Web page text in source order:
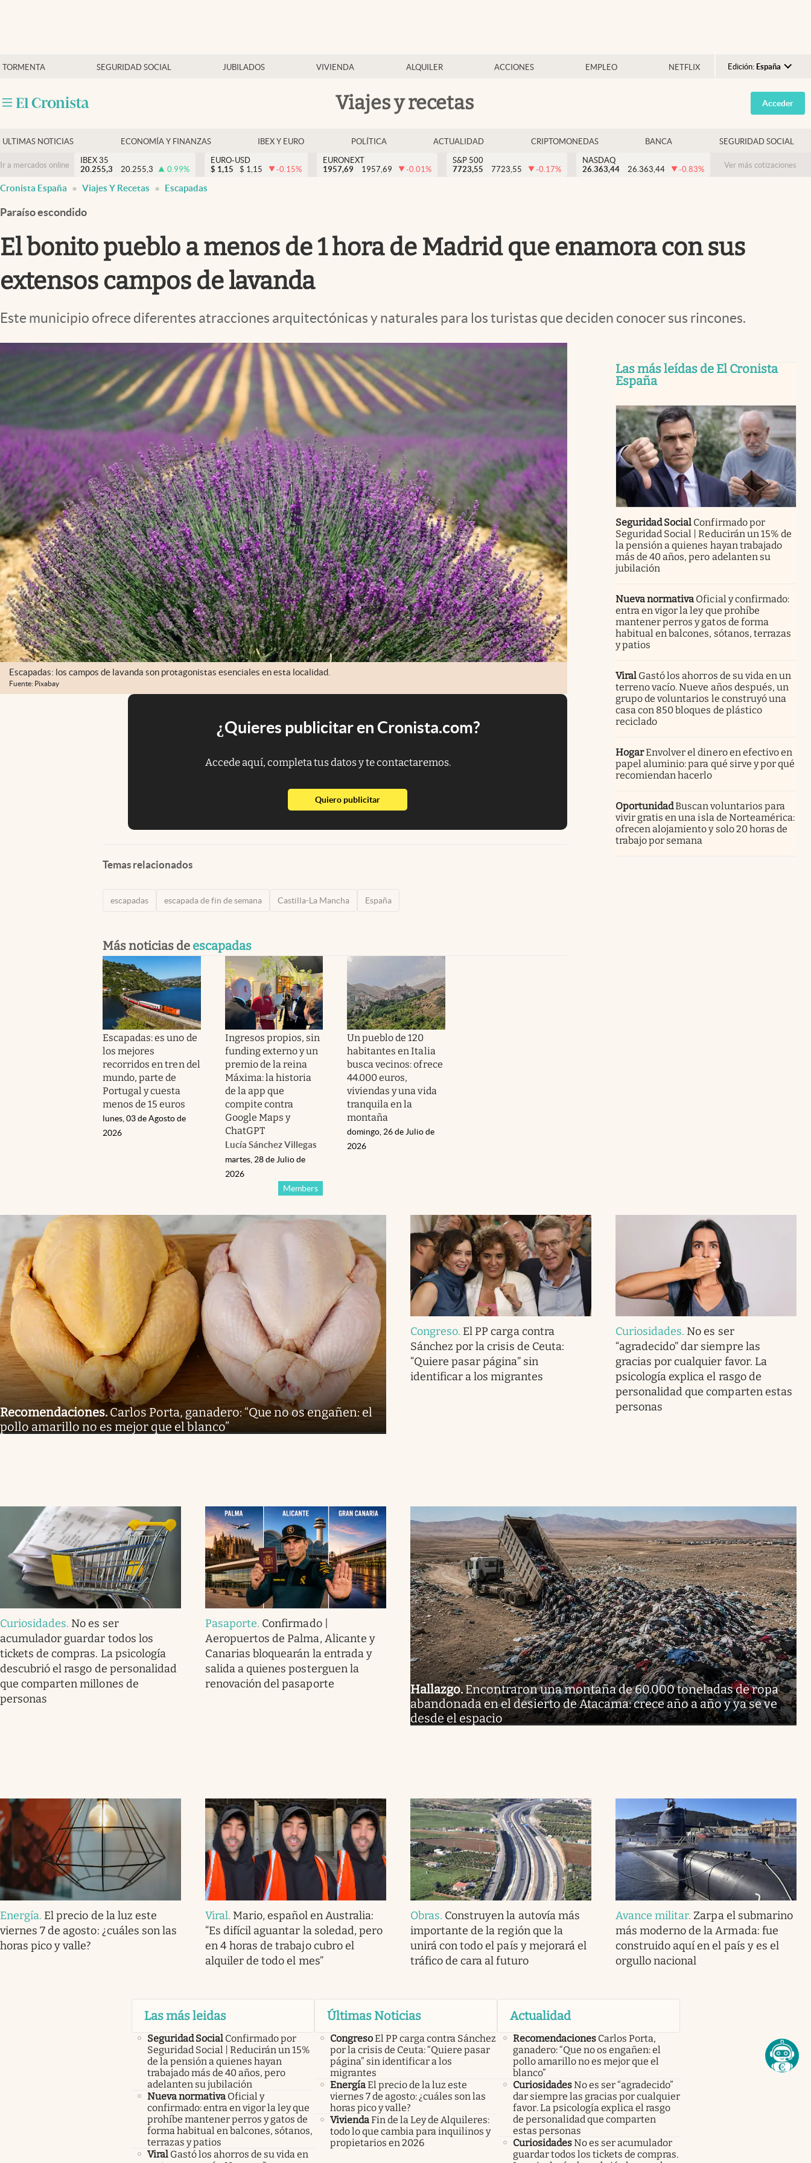
TORMENTA SEGURIDAD SOCIAL JUBILADOS VIVIENDA ALQUILER ACCIONES EMPLEO NETFLIX Edición: España
Argentina
España
USA
Colombia
Viajes y recetas
Economía y finanzas
Criptomonedas
Acceder
ULTIMAS NOTICIAS ECONOMÍA Y FINANZAS IBEX Y EURO POLÍTICA ACTUALIDAD CRIPTOMONEDAS BANCA SEGURIDAD SOCIAL
Ir a mercados online
IBEX 35
20.255,3
20.255,3 0.99%
EURO-USD
$ 1,15 $ 1,15 -0.15%
EURONEXT
1957,69
1957,69 -0.01%
S&P 500
7723,55
7723,55 -0.17%
NASDAQ
26.363,44
26.363,44 -0.83% Ver más cotizaciones
Cronista España Viajes Y Recetas Escapadas
Paraíso escondido
El bonito pueblo a menos de 1 hora de Madrid que enamora con sus
extensos campos de lavanda
Este municipio ofrece diferentes atracciones arquitectónicas y naturales para los turistas que deciden conocer sus rincones.
Escapadas: los campos de lavanda son protagonistas esenciales en esta localidad.
Fuente: Pixabay
¿Quieres publicitar en Cronista.com?
Accede aquí, completa tus datos y te contactaremos.
Quiero publicitarabre en nueva pestaña
Temas relacionados
escapadas escapada de fin de semana Castilla-La Mancha España
Más noticias de escapadas
Escapadas: es uno de
los mejores
recorridos en tren del
mundo, parte de
Portugal y cuesta
menos de 15 euros
lunes, 03 de Agosto de
2026
Ingresos propios, sin
funding externo y un
premio de la reina
Máxima: la historia
de la app que
compite contra
Google Maps y
ChatGPT
Lucía Sánchez Villegas
Members
martes, 28 de Julio de
2026
Un pueblo de 120
habitantes en Italia
busca vecinos: ofrece
44.000 euros,
viviendas y una vida
tranquila en la
montaña
domingo, 26 de Julio de
2026
Las más leídas de El Cronista
España
Seguridad Social Confirmado por
Seguridad Social | Reducirán un 15% de
la pensión a quienes hayan trabajado
más de 40 años, pero adelanten su
jubilación
Nueva normativa Oficial y confirmado:
entra en vigor la ley que prohíbe
mantener perros y gatos de forma
habitual en balcones, sótanos, terrazas
y patios
Viral Gastó los ahorros de su vida en un
terreno vacío. Nueve años después, un
grupo de voluntarios le construyó una
casa con 850 bloques de plástico
reciclado
HogarEnvolver el dinero en efectivo en
papel aluminio: para qué sirve y por qué
recomiendan hacerlo
OportunidadBuscan voluntarios para
vivir gratis en una isla de Norteamérica:
ofrecen alojamiento y solo 20 horas de
trabajo por semana
Recomendaciones. Carlos Porta, ganadero: “Que no os engañen: el
pollo amarillo no es mejor que el blanco”
Congreso. El PP carga contra
Sánchez por la crisis de Ceuta:
“Quiere pasar página” sin
identificar a los migrantes
Curiosidades. No es ser
“agradecido” dar siempre las
gracias por cualquier favor. La
psicología explica el rasgo de
personalidad que comparten estas
personas
Curiosidades. No es ser
acumulador guardar todos los
tickets de compras. La psicología
descubrió el rasgo de personalidad
que comparten millones de
personas
Pasaporte. Confirmado |
Aeropuertos de Palma, Alicante y
Canarias bloquearán la entrada y
salida a quienes posterguen la
renovación del pasaporte
Hallazgo.Encontraron una montaña de 60.000 toneladas de ropa
abandonada en el desierto de Atacama: crece año a año y ya se ve
desde el espacio
Energía. El precio de la luz este
viernes 7 de agosto: ¿cuáles son las
horas pico y valle?
Viral. Mario, español en Australia:
“Es difícil aguantar la soledad, pero
en 4 horas de trabajo cubro el
alquiler de todo el mes”
Obras. Construyen la autovía más
importante de la región que la
unirá con todo el país y mejorará el
tráfico de cara al futuro
Avance militar.Zarpa el submarino
más moderno de la Armada: fue
construido aquí en el país y es el
orgullo nacional
Las más leidas
Seguridad Social Confirmado por
Seguridad Social | Reducirán un 15%
de la pensión a quienes hayan
trabajado más de 40 años, pero
adelanten su jubilación
Nueva normativa Oficial y
confirmado: entra en vigor la ley que
prohíbe mantener perros y gatos de
forma habitual en balcones, sótanos,
terrazas y patios
Viral Gastó los ahorros de su vida en
Últimas Noticias
CongresoEl PP carga contra Sánchez
por la crisis de Ceuta: “Quiere pasar
página” sin identificar a los
migrantes
EnergíaEl precio de la luz este
viernes 7 de agosto: ¿cuáles son las
horas pico y valle?
ViviendaFin de la Ley de Alquileres:
todo lo que cambia para inquilinos y
propietarios en 2026
Actualidad
Recomendaciones Carlos Porta,
ganadero: “Que no os engañen: el
pollo amarillo no es mejor que el
blanco”
CuriosidadesNo es ser “agradecido”
dar siempre las gracias por cualquier
favor. La psicología explica el rasgo
de personalidad que comparten
estas personas
CuriosidadesNo es ser acumulador
guardar todos los tickets de compras.